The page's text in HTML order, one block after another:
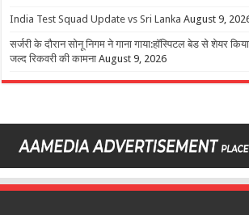
India Test Squad Update vs Sri Lanka August 9,
सर्जरी के दौरान सोनू निगम ने गाना गाया:हॉस्पिटल बेड से शेयर
जल्द रिकवरी की कामना August 9, 2026